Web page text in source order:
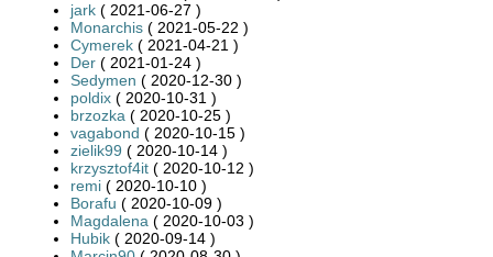
jark ( 2021-06-27 )
Monarchis ( 2021-05-22 )
Cymerek ( 2021-04-21 )
Der ( 2021-01-24 )
Sedymen ( 2020-12-30 )
poldix ( 2020-10-31 )
brzozka ( 2020-10-25 )
vagabond ( 2020-10-15 )
zielik99 ( 2020-10-14 )
krzysztof4it ( 2020-10-12 )
remi ( 2020-10-10 )
Borafu ( 2020-10-09 )
Magdalena ( 2020-10-03 )
Hubik ( 2020-09-14 )